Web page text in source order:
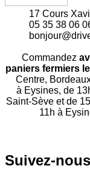
17 Cours
05 35 38 06
Commandez
paniers fermiers
Centre,
à Eysines, de
Saint-Sève et de
11h à
Suivez-